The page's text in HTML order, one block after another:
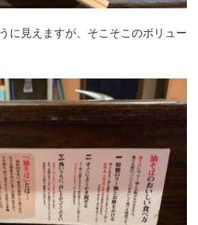
に見えますが、そこそこのボリュー